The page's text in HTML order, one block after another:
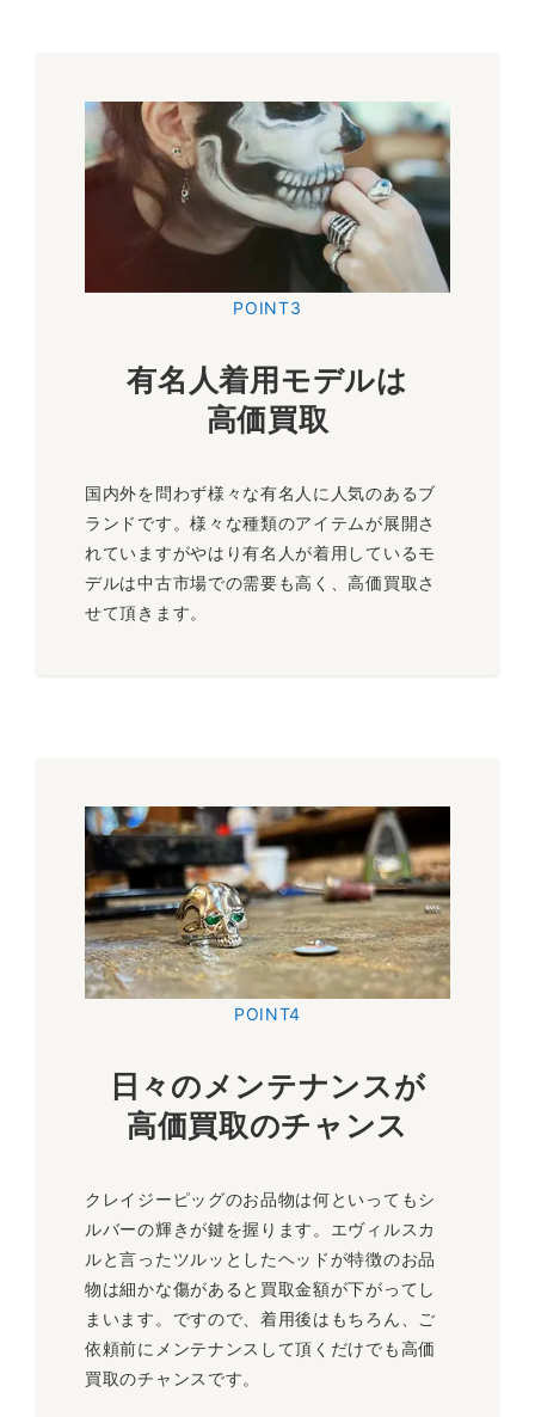
クレイジーピッグのアイコンとなっているスカルのミドルサイ
ズを11個並べた定番のブレスレットです。ブレスレットの中で
も名高いお品物ですので高価買取を行なっております！
～35,000円買取
クレイジーピッグのマスコットキャラクターである
「CHEEKY/チーキー」をバックルに落とし込んだアイテムで
す。ベルト以外でも財布なども高価買取中です。
～32,000円買取
POINT3
有名人着用モデルは
高価買取
国内外を問わず様々な有名人に人気のあるブ
ランドです。様々な種類のアイテムが展開さ
れていますがやはり有名人が着用しているモ
デルは中古市場での需要も高く、高価買取さ
せて頂きます。
POINT4
日々のメンテナンスが
高価買取のチャンス
クレイジーピッグのお品物は何といってもシ
ルバーの輝きが鍵を握ります。エヴィルスカ
ルと言ったツルッとしたヘッドが特徴のお品
物は細かな傷があると買取金額が下がってし
まいます。ですので、着用後はもちろん、ご
依頼前にメンテナンスして頂くだけでも高価
買取のチャンスです。